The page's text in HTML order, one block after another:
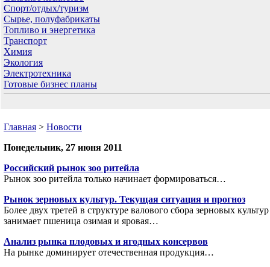
Спорт/отдых/туризм
Сырье, полуфабрикаты
Топливо и энергетика
Транспорт
Химия
Экология
Электротехника
Готовые бизнес планы
Главная > Новости
Понедельник, 27 июня 2011
Российский рынок зоо ритейла
Рынок зоо ритейла только начинает формироваться…
Рынок зерновых культур. Текущая ситуация и прогноз
Более двух третей в структуре валового сбора зерновых культур
занимает пшеница озимая и яровая…
Анализ рынка плодовых и ягодных консервов
На рынке доминирует отечественная продукция…